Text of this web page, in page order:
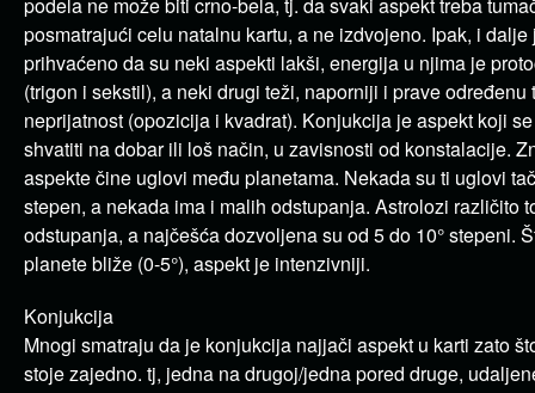
posmatrajući celu natalnu kartu, a ne izdvojeno. Ipak, i dalje
prihvaćeno da su neki aspekti lakši, energija u njima je
(trigon i sekstil), a neki drugi teži, naporniji i prave određenu
neprijatnost (opozicija i kvadrat). Konjukcija je aspekt koji
shvatiti na dobar ili loš način, u zavisnosti od konstalacije.
aspekte čine uglovi među planetama. Nekada su ti uglovi
stepen, a nekada ima i malih odstupanja. Astrolozi različito
odstupanja, a najčešća dozvoljena su od 5 do 10° stepeni.
planete bliže (0-5°), aspekt je intenzivniji.
Konjukcija
Mnogi smatraju da je konjukcija najjači aspekt u karti zato
stoje zajedno. tj, jedna na drugoj/jedna pored druge,